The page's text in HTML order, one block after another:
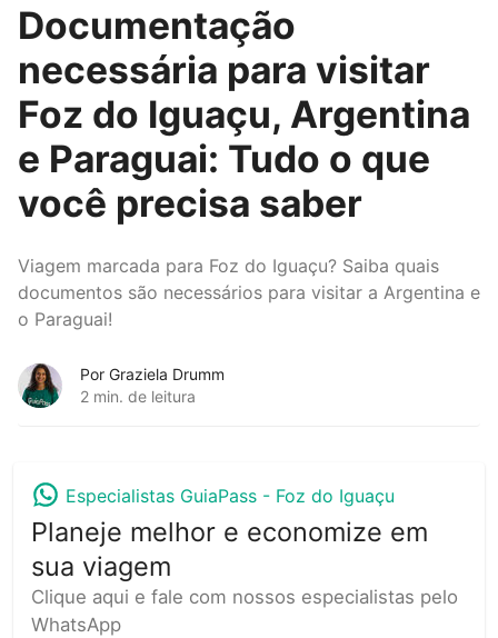
Documentação
necessária para visitar
Foz do Iguaçu, Argentina
e Paraguai: Tudo o que
você precisa saber
Viagem marcada para Foz do Iguaçu? Saiba quais
documentos são necessários para visitar a Argentina e
o Paraguai!
Por Graziela Drumm
2 min. de leitura
Especialistas GuiaPass - Foz do Iguaçu
Planeje melhor e economize em
sua viagem
Clique aqui e fale com nossos especialistas pelo
WhatsApp